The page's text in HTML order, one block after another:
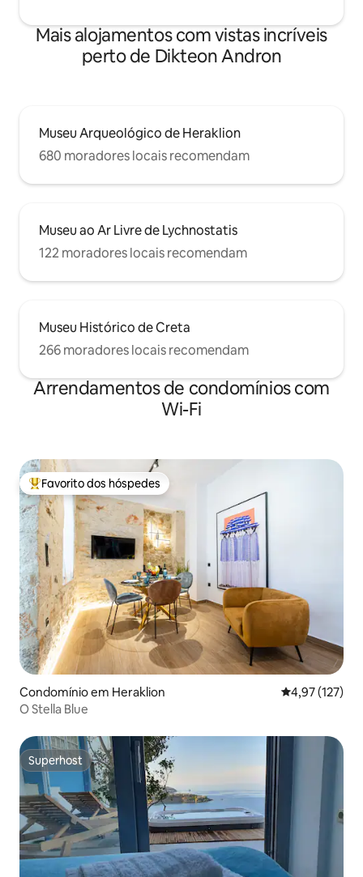
Mais alojamentos com vistas incríveis
perto de Dikteon Andron
Museu Arqueológico de Heraklion
680 moradores locais recomendam
Museu ao Ar Livre de Lychnostatis
122 moradores locais recomendam
Museu Histórico de Creta
266 moradores locais recomendam
Arrendamentos de condomínios com
Wi-Fi
Favoritos dos hóspedes mais apreciados
Favorito dos hóspedes
Condomínio em Heraklion Classificação
4,97 (127)
O Stella Blue
Superhost
Superhost